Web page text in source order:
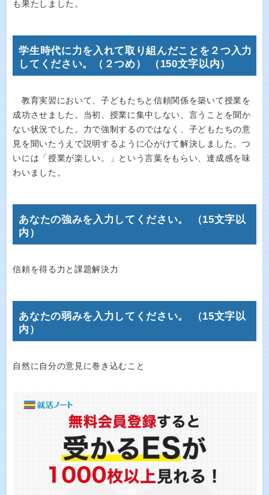
も果たしました。
学生時代に力を入れて取り組んだことを２つ入力
してください。（２つめ） （150文字以内）
教育実習において、子どもたちと信頼関係を築いて授業を
成功させました。当初、授業に集中しない、言うことを聞か
ない状況でした。力で強制するのではなく、子どもたちの意
見を聞いたうえで説明するように心がけて解決しました。つ
いには「授業が楽しい。」という言葉をもらい、達成感を味
わいました。
あなたの強みを入力してください。 （15文字以
内）
信頼を得る力と課題解決力
あなたの弱みを入力してください。 （15文字以
内）
自然に自分の意見に巻き込むこと